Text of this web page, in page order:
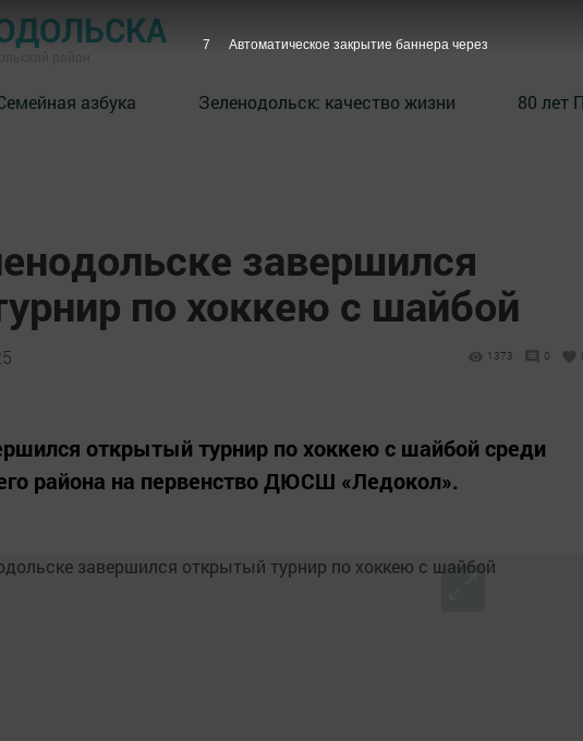
азбука ⁠Зеленодольск: качество жизни 80 лет
завершился
по хоккею с шайбой
1373 0
открытый турнир по хоккею с шайбой среди
района на первенство ДЮСШ «Ледокол».
6 Автоматическое закрытие баннера через